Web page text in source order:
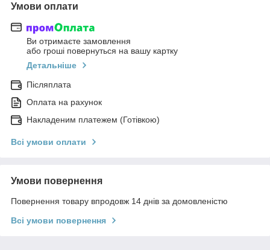
Умови оплати
Ви отримаєте замовлення
або гроші повернуться на вашу картку
Детальніше
Післяплата
Оплата на рахунок
Накладеним платежем (Готівкою)
Всі умови оплати
Умови повернення
Повернення товару впродовж 14 днів за домовленістю
Всі умови повернення